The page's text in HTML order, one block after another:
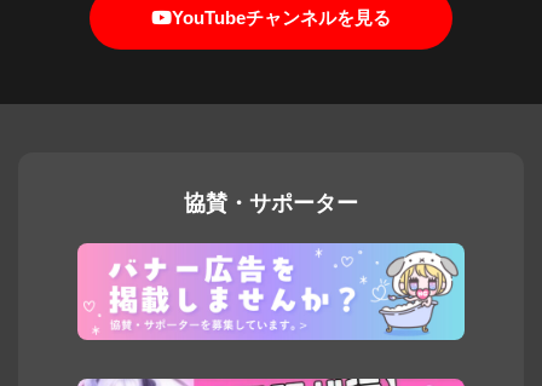
YouTubeチャンネルを見る
協賛・サポーター